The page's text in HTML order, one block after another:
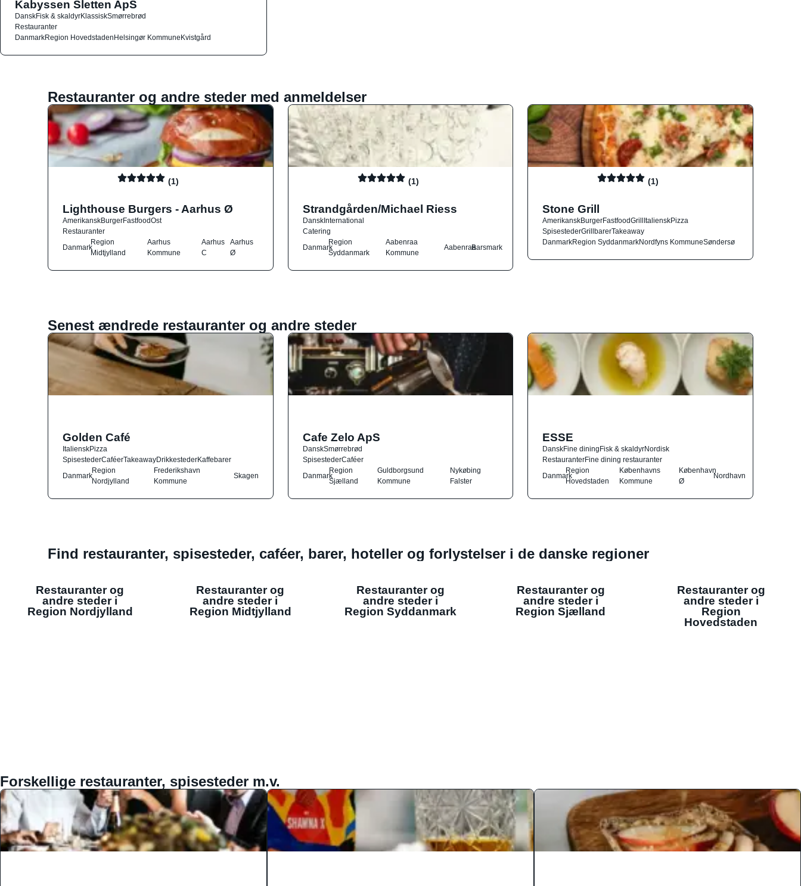
Kabyssen Sletten ApS
DanskFisk & skaldyrKlassiskSmørrebrød
Restauranter
DanmarkRegion HovedstadenHelsingør KommuneKvistgård
Restauranter og andre steder med anmeldelser
(1)
Lighthouse Burgers - Aarhus Ø
AmerikanskBurgerFastfoodOst
Restauranter
Danmark
Region
Midtjylland
Aarhus
Kommune
Aarhus
C
Aarhus
Ø
(1)
Strandgården/Michael Riess
DanskInternational
Catering
Danmark
Region
Syddanmark
Aabenraa
Kommune
AabenraaBarsmark
(1)
Stone Grill
AmerikanskBurgerFastfoodGrillItalienskPizza
SpisestederGrillbarerTakeaway
DanmarkRegion SyddanmarkNordfyns KommuneSøndersø
Senest ændrede restauranter og andre steder
Golden Café
ItalienskPizza
SpisestederCaféerTakeawayDrikkestederKaffebarer
Danmark
Region
Nordjylland
Frederikshavn
Kommune
Skagen
Cafe Zelo ApS
DanskSmørrebrød
SpisestederCaféer
Danmark
Region
Sjælland
Guldborgsund
Kommune
Nykøbing
Falster
ESSE
DanskFine diningFisk & skaldyrNordisk
RestauranterFine dining restauranter
Danmark
Region
Hovedstaden
Københavns
Kommune
København
Ø
Nordhavn
Find restauranter, spisesteder, caféer, barer, hoteller og forlystelser i de danske regioner
Restauranter og
andre steder i
Region Nordjylland
Restauranter og
andre steder i
Region Midtjylland
Restauranter og
andre steder i
Region Syddanmark
Restauranter og
andre steder i
Region Sjælland
Restauranter og
andre steder i
Region
Hovedstaden
Forskellige restauranter, spisesteder m.v.